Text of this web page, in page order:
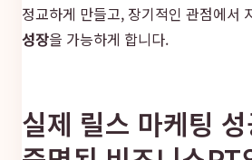
정교하게 만들고, 장기적인 관점에서
성장을 가능하게 합니다.
실제 릴스 마케팅